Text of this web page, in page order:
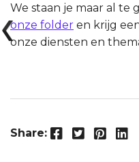
We staan je maar al te
onze folder en krijg
onze diensten en
Share: Facebook Twitter Pinterest LinkedIn